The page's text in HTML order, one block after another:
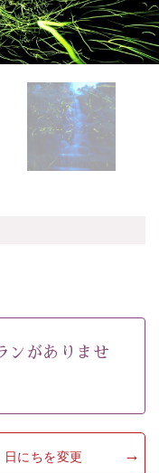
ンがありませ
日にちを変更